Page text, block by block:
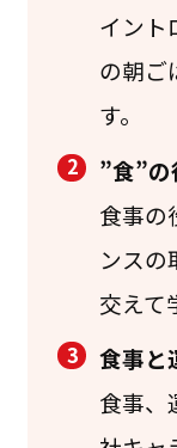
イント
の朝ご
す。
2
”食”の
食事の
ンスの
交えて
3
食事と
食事、